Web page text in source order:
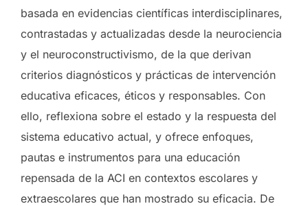
basada en evidencias científicas interdisciplinares,
contrastadas y actualizadas desde la neurociencia
y el neuroconstructivismo, de la que derivan
criterios diagnósticos y prácticas de intervención
educativa eficaces, éticos y responsables. Con
ello, reflexiona sobre el estado y la respuesta del
sistema educativo actual, y ofrece enfoques,
pautas e instrumentos para una educación
repensada de la ACI en contextos escolares y
extraescolares que han mostrado su eficacia. De